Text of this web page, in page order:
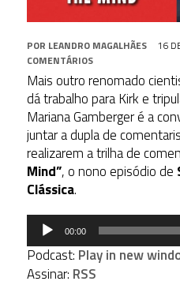
POR LEANDRO MAGALHÃES 16
COMENTÁRIOS
Mais outro renomado
dá trabalho para Kirk e
Mariana Gamberger é a
juntar a dupla de
realizarem a trilha de
Mind”, o nono episódio de
Clássica.
Tocador
áudio
00:00
Podcast: Play in new
Assinar: RSS